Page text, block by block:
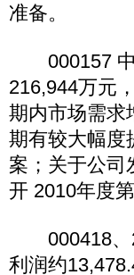
准备。
000157 中
216,944万元
期内市场需求
期有较大幅度
案；关于公司
开 2010年度
000418、
利润约